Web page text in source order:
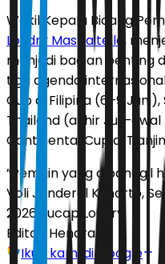
Wakil Kepala Bidang
Loudry Maspaitella ,
menjadi bagian penting
tiga agenda
Cup di Filipina (6–9
Thailand (akhir
Continental Cup di
”Pemain yang dipanggil
Voli Jenderal Kunarto,
2026,” ucap Loudry.
Editor: Hendra
Ikuti kami di Google